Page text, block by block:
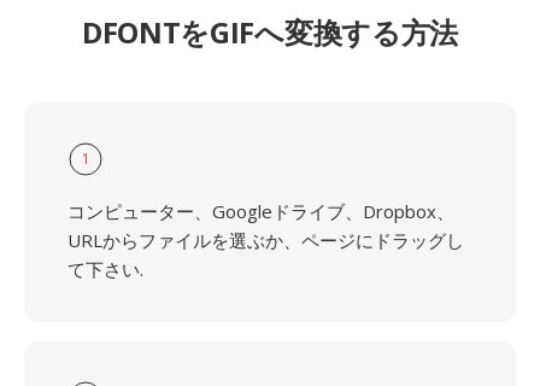
DFONTをGIFへ変換する方法
1
コンピューター、Googleドライブ、Dropbox、
URLからファイルを選ぶか、ページにドラッグし
て下さい.